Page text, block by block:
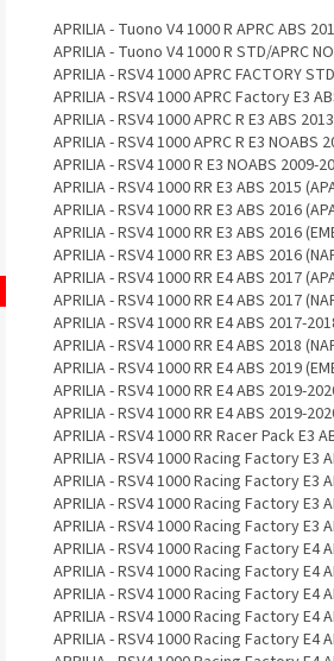
APRILIA - Tuono V4 1000 R APRC ABS
APRILIA - Tuono V4 1000 R STD/APRC
APRILIA - RSV4 1000 APRC FACTORY
APRILIA - RSV4 1000 APRC Factory E3
APRILIA - RSV4 1000 APRC R E3 ABS
APRILIA - RSV4 1000 APRC R E3 NOABS
APRILIA - RSV4 1000 R E3 NOABS 2009-
APRILIA - RSV4 1000 RR E3 ABS 2015
APRILIA - RSV4 1000 RR E3 ABS 2016
APRILIA - RSV4 1000 RR E3 ABS 2016
APRILIA - RSV4 1000 RR E3 ABS 2016
APRILIA - RSV4 1000 RR E4 ABS 2017
APRILIA - RSV4 1000 RR E4 ABS 2017
APRILIA - RSV4 1000 RR E4 ABS 2017-
APRILIA - RSV4 1000 RR E4 ABS 2018
APRILIA - RSV4 1000 RR E4 ABS 2019
APRILIA - RSV4 1000 RR E4 ABS 2019-
APRILIA - RSV4 1000 RR E4 ABS 2019-
APRILIA - RSV4 1000 RR Racer Pack E3
APRILIA - RSV4 1000 Racing Factory E3
APRILIA - RSV4 1000 Racing Factory E3
APRILIA - RSV4 1000 Racing Factory E3
APRILIA - RSV4 1000 Racing Factory E3
APRILIA - RSV4 1000 Racing Factory E4
APRILIA - RSV4 1000 Racing Factory E4
APRILIA - RSV4 1000 Racing Factory E4
APRILIA - RSV4 1000 Racing Factory E4
APRILIA - RSV4 1000 Racing Factory E4